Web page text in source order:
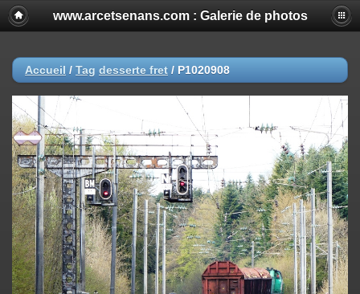
www.arcetsenans.com : Galerie de photos
Accueil / Tag desserte fret / P1020908